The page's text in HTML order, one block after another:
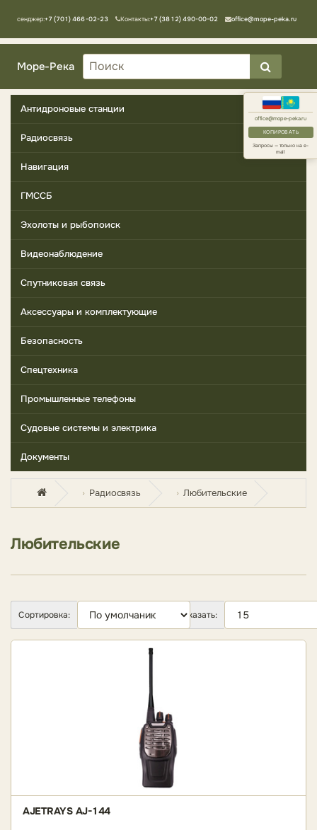
office@mope-peka.ru
КОПИРОВАТЬ
Запросы — только на e-
mail
Мессенджер:+7 (701) 466-02-23 Контакты:+7 (3812) 490-00-02 office@mope-peka.ru
Море-Река
Антидроновые станции
Радиосвязь
Навигация
ГМССБ
Эхолоты и рыбопоиск
Видеонаблюдение
Спутниковая связь
Аксессуары и комплектующие
Безопасность
Спецтехника
Промышленные телефоны
Судовые системы и электрика
Документы
Радиосвязь Любительские
Любительские
Сортировка: Показать:
AJETRAYS AJ-144